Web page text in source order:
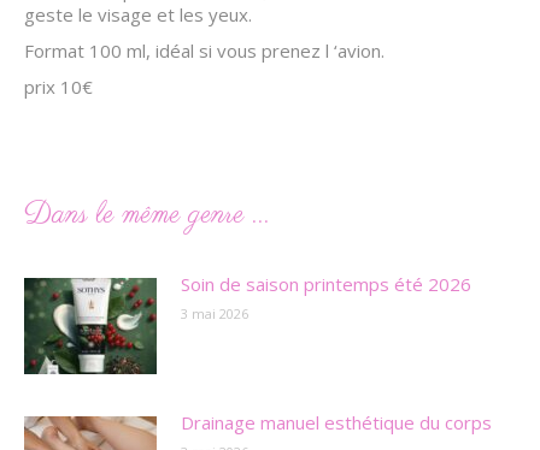
geste le visage et les yeux.
Format 100 ml, idéal si vous prenez l ‘avion.
prix 10€
Dans le même genre ...
Soin de saison printemps été 2026
3 mai 2026
Drainage manuel esthétique du corps